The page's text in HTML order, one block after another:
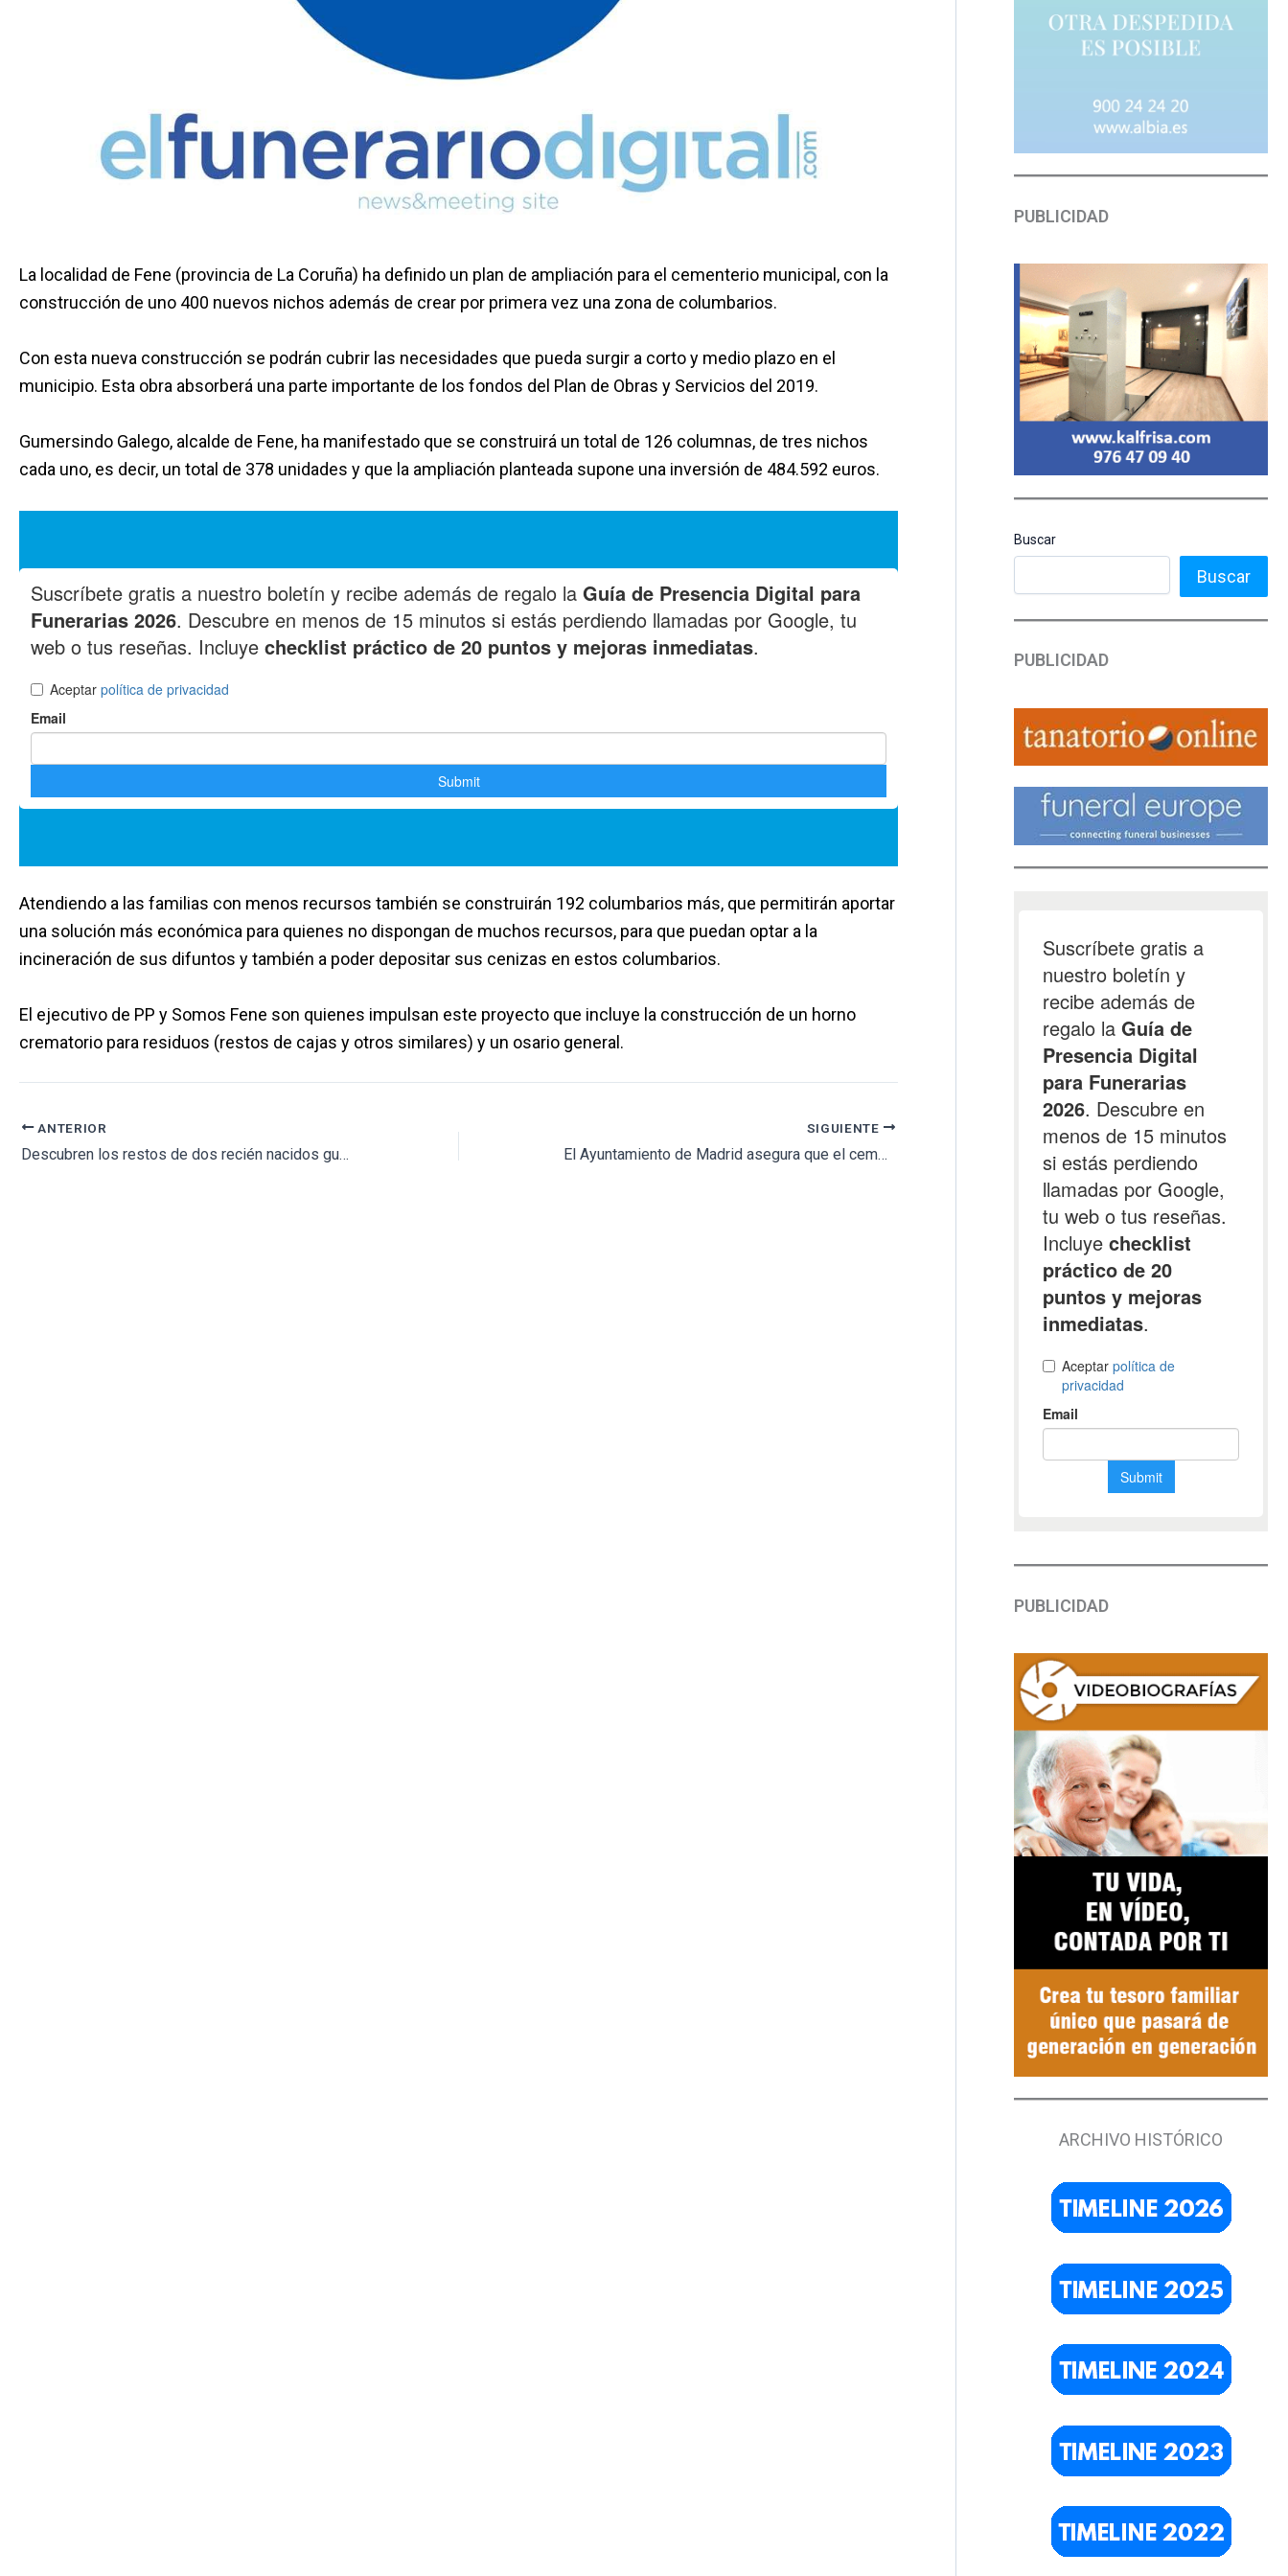
La localidad de Fene (provincia de La Coruña) ha definido un plan de ampliación para el cementerio municipal, con la
construcción de uno 400 nuevos nichos además de crear por primera vez una zona de columbarios.
Con esta nueva construcción se podrán cubrir las necesidades que pueda surgir a corto y medio plazo en el
municipio. Esta obra absorberá una parte importante de los fondos del Plan de Obras y Servicios del 2019.
Gumersindo Galego, alcalde de Fene, ha manifestado que se construirá un total de 126 columnas, de tres nichos
cada uno, es decir, un total de 378 unidades y que la ampliación planteada supone una inversión de 484.592 euros.
Atendiendo a las familias con menos recursos también se construirán 192 columbarios más, que permitirán aportar
una solución más económica para quienes no dispongan de muchos recursos, para que puedan optar a la
incineración de sus difuntos y también a poder depositar sus cenizas en estos columbarios.
El ejecutivo de PP y Somos Fene son quienes impulsan este proyecto que incluye la construcción de un horno
crematorio para residuos (restos de cajas y otros similares) y un osario general.
ANTERIOR
Descubren los restos de dos recién nacidos guanches, encontrados en Guía Isora (Tenerife)
SIGUIENTE
El Ayuntamiento de Madrid asegura que el cementerio de La Almudena dejará de tener zonas ruinosas en 2020
PUBLICIDAD
Buscar
Buscar
PUBLICIDAD
PUBLICIDAD
ARCHIVO HISTÓRICO